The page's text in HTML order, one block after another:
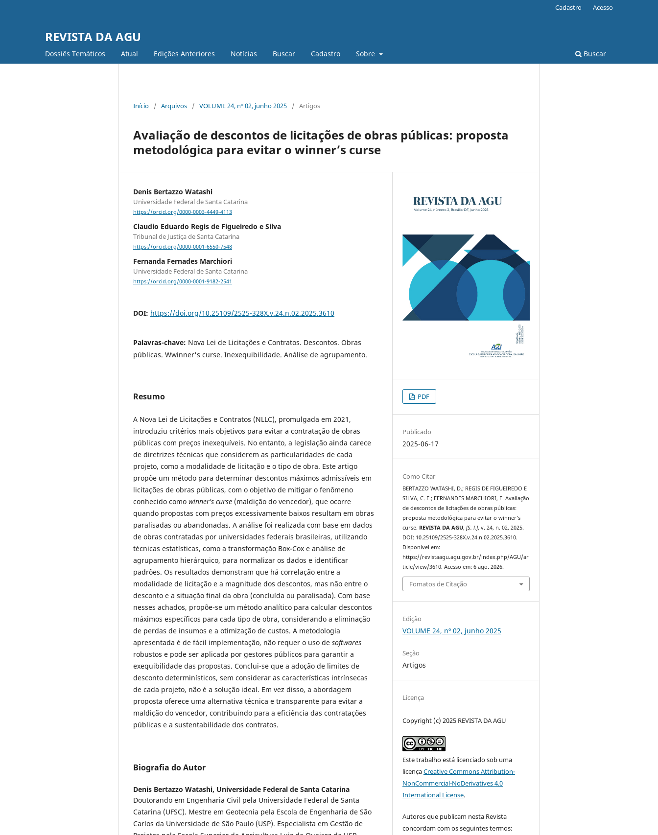
REVISTA DA AGU
Dossiês Temáticos Atual Edições Anteriores Notícias Buscar Cadastro Sobre Buscar
Cadastro Acesso
Início / Arquivos / VOLUME 24, nº 02, junho 2025 / Artigos
Avaliação de descontos de licitações de obras públicas: proposta
metodológica para evitar o winner’s curse
Denis Bertazzo Watashi
Universidade Federal de Santa Catarina
https://orcid.org/0000-0003-4449-4113
Claudio Eduardo Regis de Figueiredo e Silva
Tribunal de Justiça de Santa Catarina
https://orcid.org/0000-0001-6550-7548
Fernanda Fernades Marchiori
Universidade Federal de Santa Catarina
https://orcid.org/0000-0001-9182-2541
DOI: https://doi.org/10.25109/2525-328X.v.24.n.02.2025.3610
Palavras-chave: Nova Lei de Licitações e Contratos. Descontos. Obras
públicas. Wwinner's curse. Inexequibilidade. Análise de agrupamento.
Resumo
A Nova Lei de Licitações e Contratos (NLLC), promulgada em 2021,
introduziu critérios mais objetivos para evitar a contratação de obras
públicas com preços inexequíveis. No entanto, a legislação ainda carece
de diretrizes técnicas que considerem as particularidades de cada
projeto, como a modalidade de licitação e o tipo de obra. Este artigo
propõe um método para determinar descontos máximos admissíveis em
licitações de obras públicas, com o objetivo de mitigar o fenômeno
conhecido como winner's curse (maldição do vencedor), que ocorre
quando propostas com preços excessivamente baixos resultam em obras
paralisadas ou abandonadas. A análise foi realizada com base em dados
de obras contratadas por universidades federais brasileiras, utilizando
técnicas estatísticas, como a transformação Box-Cox e análise de
agrupamento hierárquico, para normalizar os dados e identificar
padrões. Os resultados demonstram que há correlação entre a
modalidade de licitação e a magnitude dos descontos, mas não entre o
desconto e a situação final da obra (concluída ou paralisada). Com base
nesses achados, propõe-se um método analítico para calcular descontos
máximos específicos para cada tipo de obra, considerando a eliminação
de perdas de insumos e a otimização de custos. A metodologia
apresentada é de fácil implementação, não requer o uso de softwares
robustos e pode ser aplicada por gestores públicos para garantir a
exequibilidade das propostas. Conclui-se que a adoção de limites de
desconto determinísticos, sem considerar as características intrínsecas
de cada projeto, não é a solução ideal. Em vez disso, a abordagem
proposta oferece uma alternativa técnica e transparente para evitar a
maldição do vencedor, contribuindo para a eficiência das contratações
públicas e a sustentabilidade dos contratos.
Biografia do Autor
Denis Bertazzo Watashi, Universidade Federal de Santa Catarina
Doutorando em Engenharia Civil pela Universidade Federal de Santa
Catarina (UFSC). Mestre em Geotecnia pela Escola de Engenharia de São
Carlos da Universidade de São Paulo (USP). Especialista em Gestão de
PDF
Publicado
2025-06-17
Como Citar
BERTAZZO WATASHI, D.; REGIS DE FIGUEIREDO E
SILVA, C. E.; FERNANDES MARCHIORI, F. Avaliação
de descontos de licitações de obras públicas:
proposta metodológica para evitar o winner’s
curse. REVISTA DA AGU,[S. l.], v. 24, n. 02, 2025.
DOI: 10.25109/2525-328X.v.24.n.02.2025.3610.
Disponível em:
https://revistaagu.agu.gov.br/index.php/AGU/ar
ticle/view/3610. Acesso em: 6 ago. 2026.
Fomatos de Citação
Edição
VOLUME 24, nº 02, junho 2025
Seção
Artigos
Licença
Copyright (c) 2025 REVISTA DA AGU
Este trabalho está licenciado sob uma
licençaCreative Commons Attribution-
NonCommercial-NoDerivatives 4.0
International License.
Autores que publicam nesta Revista
concordam com os seguintes termos: